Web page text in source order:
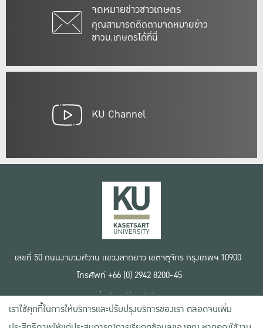
จดหมายข่าวชาวเกษตร
คุณสามารถติดตามจดหมายข่าว
ชาวม.เกษตรได้ที่นี่
KU Channel
เลขที่ 50 ถนนงามวงศ์วาน แขวงลาดยาว เขตจตุจักร กรุงเทพฯ 10900
โทรศัพท์ +66 (0) 2942 8200-45
เงื่อนไขการใช้งานเว็บไซต์
ข้อตกลงด้านสิทธิ์ใช้งาน
นโยบายความเป็นส่วนตัว
เราใช้คุกกี้ในการให้บริการและปรับปรุงบริการของเรา ตลอดจนเพิ่ม